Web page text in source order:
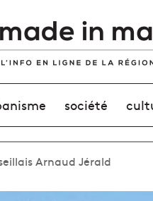
société
Arnaud Jérald